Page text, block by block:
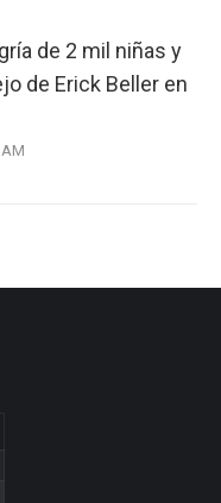
de 2 mil niñas y
de Erick Beller en